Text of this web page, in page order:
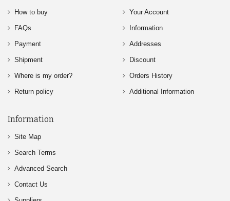
How to buy
FAQs
Payment
Shipment
Where is my order?
Return policy
Your Account
Information
Addresses
Discount
Orders History
Additional Information
Information
Site Map
Search Terms
Advanced Search
Contact Us